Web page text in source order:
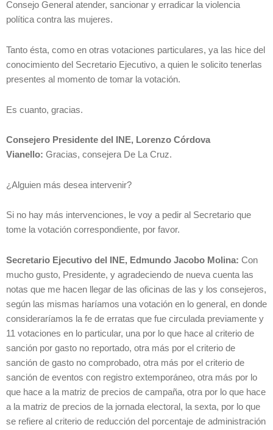
Consejo General atender, sancionar y erradicar la violencia
política contra las mujeres.
Tanto ésta, como en otras votaciones particulares, ya las hice del
conocimiento del Secretario Ejecutivo, a quien le solicito tenerlas
presentes al momento de tomar la votación.
Es cuanto, gracias.
Consejero Presidente del INE, Lorenzo Córdova
Vianello: Gracias, consejera De La Cruz.
¿Alguien más desea intervenir?
Si no hay más intervenciones, le voy a pedir al Secretario que
tome la votación correspondiente, por favor.
Secretario Ejecutivo del INE, Edmundo Jacobo Molina: Con
mucho gusto, Presidente, y agradeciendo de nueva cuenta las
notas que me hacen llegar de las oficinas de las y los consejeros,
según las mismas haríamos una votación en lo general, en donde
consideraríamos la fe de erratas que fue circulada previamente y
11 votaciones en lo particular, una por lo que hace al criterio de
sanción por gasto no reportado, otra más por el criterio de
sanción de gasto no comprobado, otra más por el criterio de
sanción de eventos con registro extemporáneo, otra más por lo
que hace a la matriz de precios de campaña, otra por lo que hace
a la matriz de precios de la jornada electoral, la sexta, por lo que
se refiere al criterio de reducción del porcentaje de administración